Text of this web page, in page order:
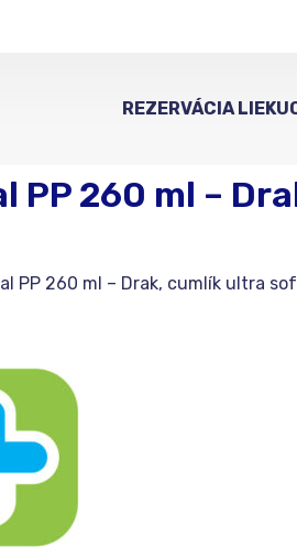
REZERVÁCIA LIEKU
PP 260 ml –
PP 260 ml – Drak, cumlík ultra